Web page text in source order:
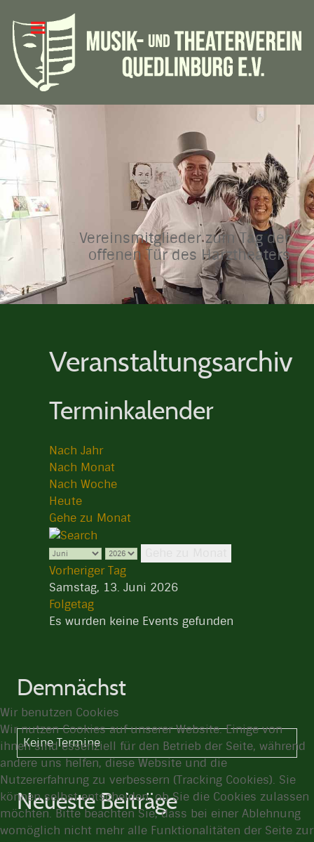
Vereinsmitglieder zum Tag der
offenen Tür des Harztheaters
Veranstaltungsarchiv
Terminkalender
Nach Jahr
Nach Monat
Nach Woche
Heute
Gehe zu Monat
Vorheriger Tag
Samstag, 13. Juni 2026
Folgetag
Es wurden keine Events gefunden
Demnächst
Keine Termine
Neueste Beiträge
Wir benutzen Cookies
Wir nutzen Cookies auf unserer Website. Einige von
ihnen sind essenziell für den Betrieb der Seite, während
andere uns helfen, diese Website und die
Nutzererfahrung zu verbessern (Tracking Cookies). Sie
können selbst entscheiden, ob Sie die Cookies zulassen
möchten. Bitte beachten Sie, dass bei einer Ablehnung
womöglich nicht mehr alle Funktionalitäten der Seite zur